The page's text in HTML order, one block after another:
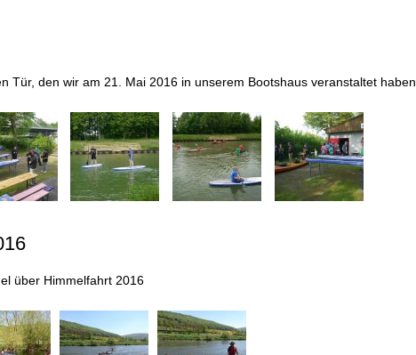
Tür, den wir am 21. Mai 2016 in unserem Bootshaus veranstaltet haben.
über Himmelfahrt 2016